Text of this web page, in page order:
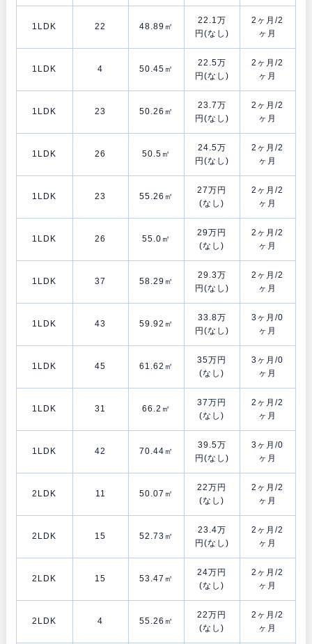
1LDK 22 48.89㎡
22.1万
円(なし)
2ヶ月/2
ヶ月
1LDK 4 50.45㎡
22.5万
円(なし)
2ヶ月/2
ヶ月
1LDK 23 50.26㎡
23.7万
円(なし)
2ヶ月/2
ヶ月
1LDK 26 50.5㎡
24.5万
円(なし)
2ヶ月/2
ヶ月
1LDK 23 55.26㎡
27万円
(なし)
2ヶ月/2
ヶ月
1LDK 26 55.0㎡
29万円
(なし)
2ヶ月/2
ヶ月
1LDK 37 58.29㎡
29.3万
円(なし)
2ヶ月/2
ヶ月
1LDK 43 59.92㎡
33.8万
円(なし)
3ヶ月/0
ヶ月
1LDK 45 61.62㎡
35万円
(なし)
3ヶ月/0
ヶ月
1LDK 31 66.2㎡
37万円
(なし)
2ヶ月/2
ヶ月
1LDK 42 70.44㎡
39.5万
円(なし)
3ヶ月/0
ヶ月
2LDK 11 50.07㎡
22万円
(なし)
2ヶ月/2
ヶ月
2LDK 15 52.73㎡
23.4万
円(なし)
2ヶ月/2
ヶ月
2LDK 15 53.47㎡
24万円
(なし)
2ヶ月/2
ヶ月
2LDK 4 55.26㎡
22万円
(なし)
2ヶ月/2
ヶ月